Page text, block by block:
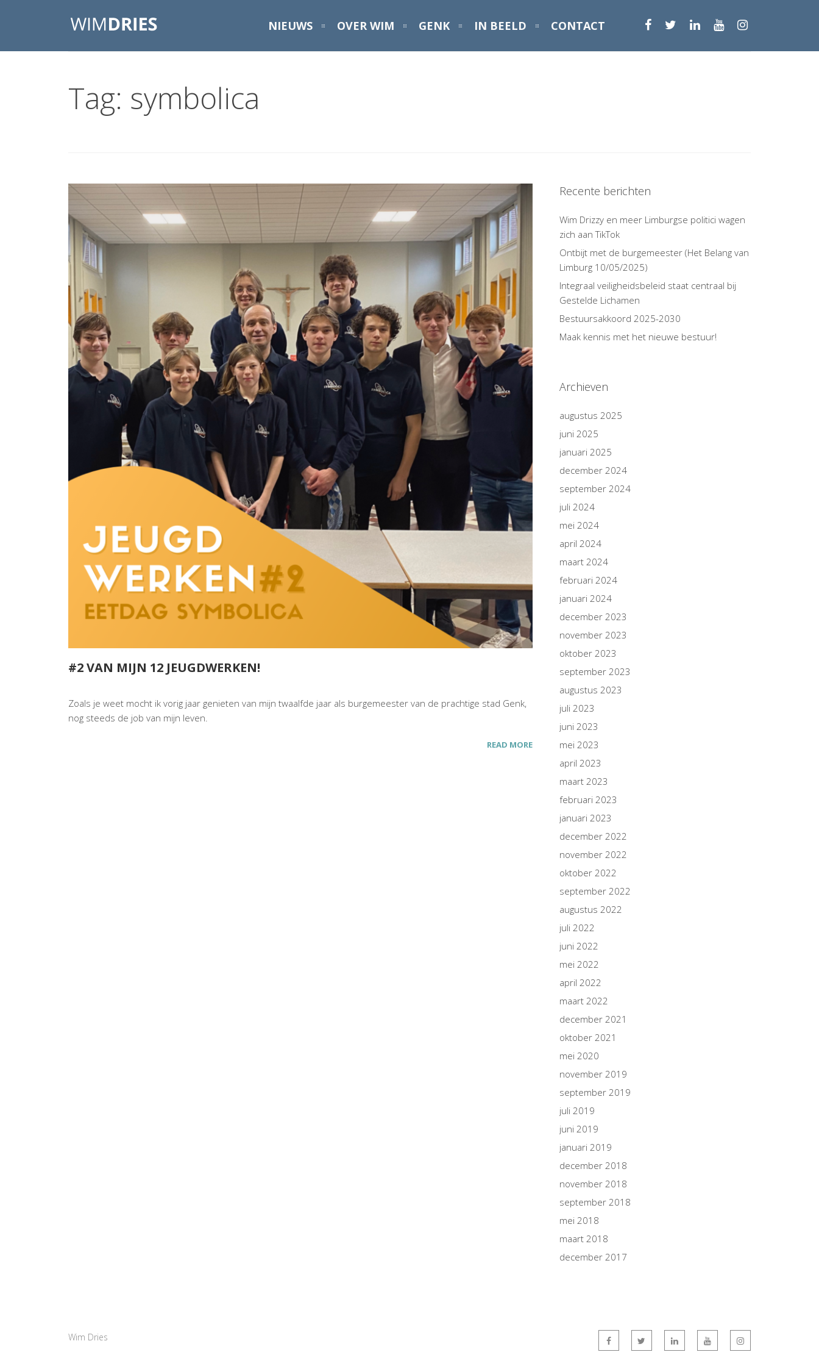
NIEUWS OVER WIM GENK IN BEELD CONTACT
Tag: symbolica
#2 VAN MIJN 12 JEUGDWERKEN!
Zoals je weet mocht ik vorig jaar genieten van mijn twaalfde jaar als burgemeester van de prachtige stad Genk,
nog steeds de job van mijn leven.
READ MORE
Recente berichten
Wim Drizzy en meer Limburgse politici wagen
zich aan TikTok
Ontbijt met de burgemeester (Het Belang van
Limburg 10/05/2025)
Integraal veiligheidsbeleid staat centraal bij
Gestelde Lichamen
Bestuursakkoord 2025-2030
Maak kennis met het nieuwe bestuur!
Archieven
augustus 2025
juni 2025
januari 2025
december 2024
september 2024
juli 2024
mei 2024
april 2024
maart 2024
februari 2024
januari 2024
december 2023
november 2023
oktober 2023
september 2023
augustus 2023
juli 2023
juni 2023
mei 2023
april 2023
maart 2023
februari 2023
januari 2023
december 2022
november 2022
oktober 2022
september 2022
augustus 2022
juli 2022
juni 2022
mei 2022
april 2022
maart 2022
december 2021
oktober 2021
mei 2020
november 2019
september 2019
juli 2019
juni 2019
januari 2019
december 2018
november 2018
september 2018
mei 2018
maart 2018
december 2017
Wim Dries